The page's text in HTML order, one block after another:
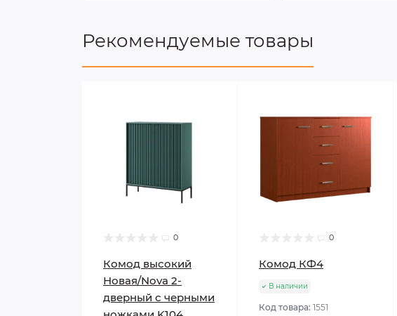
Рекомендуемые товары
0
Комод высокий
Новая/Nova 2-
дверный с черными
0
Комод КФ4
В наличии
Код товара: 1551